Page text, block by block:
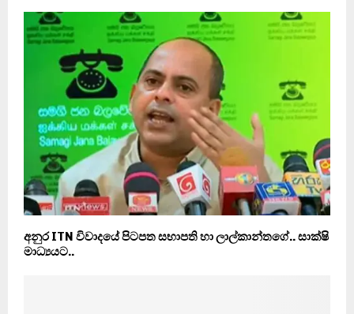
අනුර ITN විවාදයේ පිටපත සභාපති හා ලාල්කාන්තගේ.. සාක්ෂි
මාධ්‍යයට..